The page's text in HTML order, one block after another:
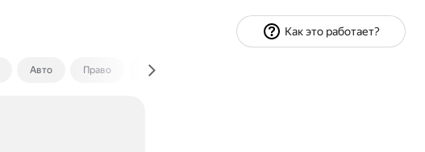
Авто Право Экономика и финансы
Как это работает?